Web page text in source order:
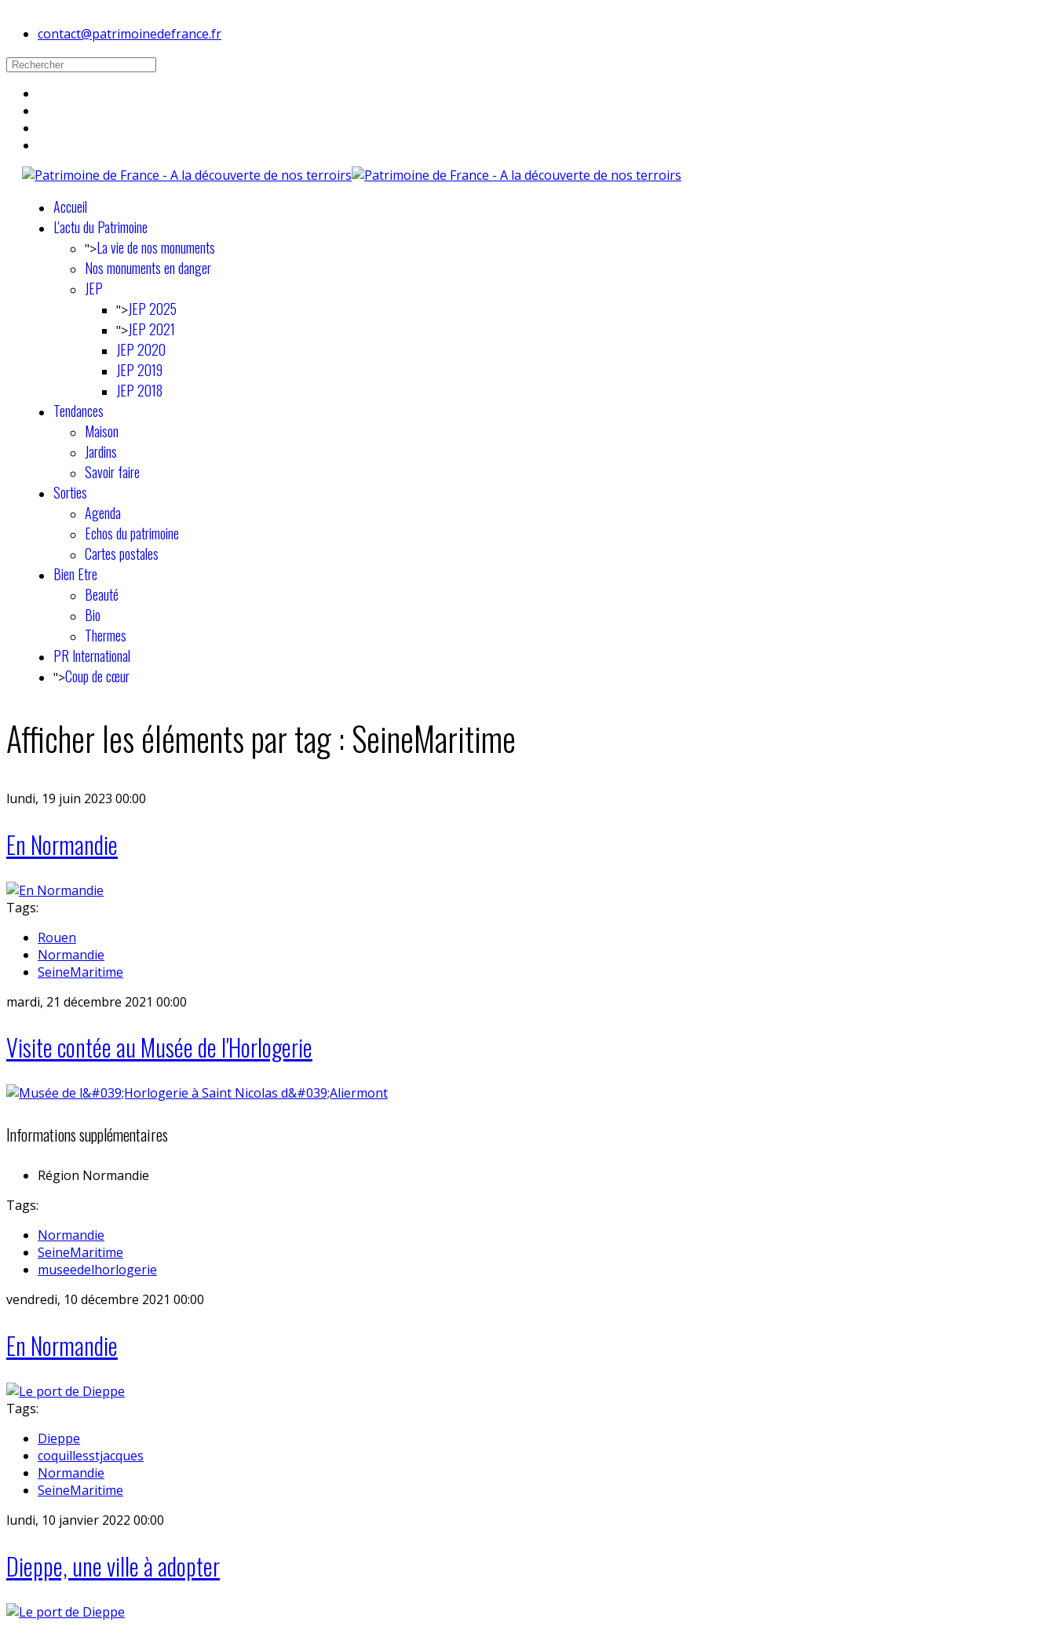
contact@patrimoinedefrance.fr
Accueil
L'actu du Patrimoine
">La vie de nos monuments
Nos monuments en danger
JEP
">JEP 2025
">JEP 2021
JEP 2020
JEP 2019
JEP 2018
Tendances
Maison
Jardins
Savoir faire
Sorties
Agenda
Echos du patrimoine
Cartes postales
Bien Etre
Beauté
Bio
Thermes
PR International
">Coup de cœur
Afficher les éléments par tag : SeineMaritime
lundi, 19 juin 2023 00:00
En Normandie
Tags:
Rouen
Normandie
SeineMaritime
mardi, 21 décembre 2021 00:00
Visite contée au Musée de l'Horlogerie
Informations supplémentaires
Région Normandie
Tags:
Normandie
SeineMaritime
museedelhorlogerie
vendredi, 10 décembre 2021 00:00
En Normandie
Tags:
Dieppe
coquillesstjacques
Normandie
SeineMaritime
lundi, 10 janvier 2022 00:00
Dieppe, une ville à adopter